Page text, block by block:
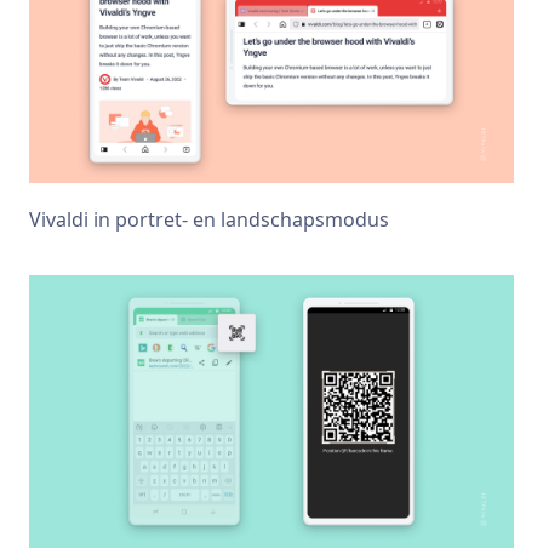
Vivaldi in portret- en landschapsmodus